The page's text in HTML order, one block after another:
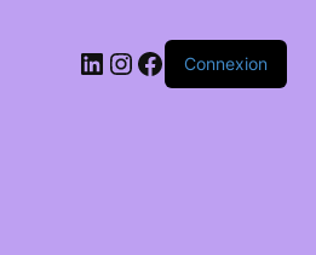
LinkedIn
Instagram
Facebook
Connexion